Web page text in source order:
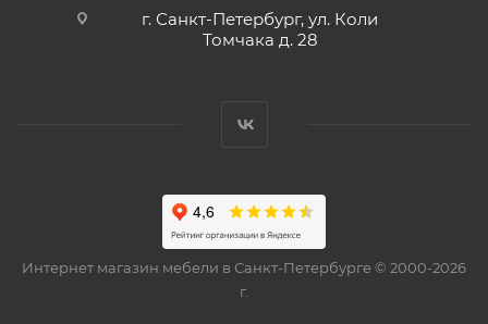
г. Санкт-Петербург, ул. Коли
Томчака д. 28
Интернет магазин мебели в Санкт-Петербурге © 2000-2026
г.